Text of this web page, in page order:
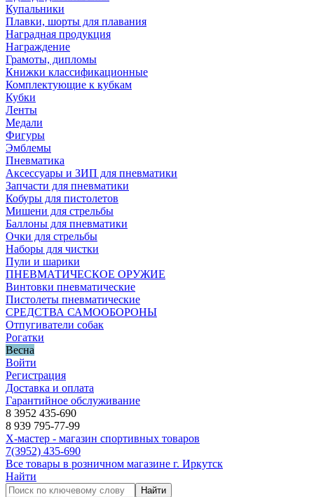
Купальники
Плавки, шорты для плавания
Наградная продукция
Награждение
Грамоты, дипломы
Книжки классификационные
Комплектующие к кубкам
Кубки
Ленты
Медали
Фигуры
Эмблемы
Пневматика
Аксессуары и ЗИП для пневматики
Запчасти для пневматики
Кобуры для пистолетов
Мишени для стрельбы
Баллоны для пневматики
Очки для стрельбы
Наборы для чистки
Пули и шарики
ПНЕВМАТИЧЕСКОЕ ОРУЖИЕ
Винтовки пневматические
Пистолеты пневматические
СРЕДСТВА САМООБОРОНЫ
Отпугиватели собак
Рогатки
Весна
Войти
Регистрация
Доставка и оплата
Гарантийное обслуживание
8 3952 435-690
8 939 795-77-99
Х-мастер - магазин спортивных товаров
7(3952) 435-690
Все товары в розничном магазине г. Иркутск
Найти
Найти